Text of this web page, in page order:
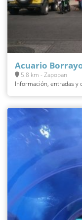
Acuario
5.8 km - Zapopan
Información, entradas y